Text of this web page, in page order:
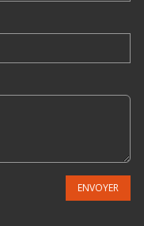
ENVOYER